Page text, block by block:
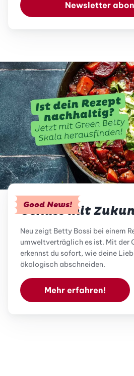
Newsletter
Good News!
Genuss mit
Neu zeigt Betty Bossi bei einem
umweltverträglich es ist. Mit der
erkennst du sofort, wie deine
ökologisch abschneiden.
Mehr erfahren!